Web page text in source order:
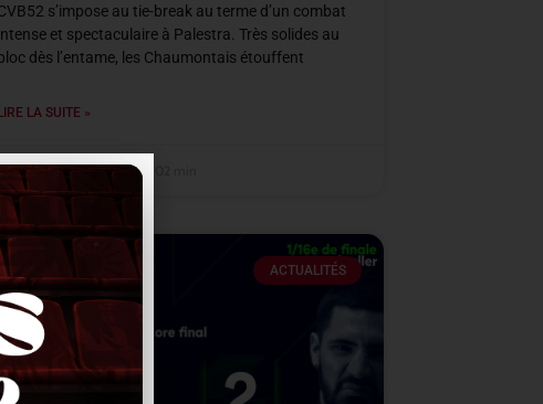
s’impose au tie-break au terme d’un combat
et spectaculaire à Palestra. Très solides au
dès l’entame, les Chaumontais étouffent
LA SUITE »
décembre 2025 22 h 02 min
ACTUALITÉS